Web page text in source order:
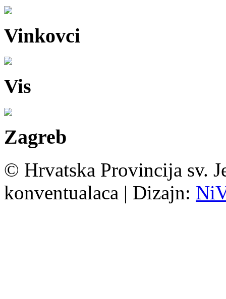
Vinkovci
Vis
Zagreb
© Hrvatska Provincija sv.
konventualaca | Dizajn: